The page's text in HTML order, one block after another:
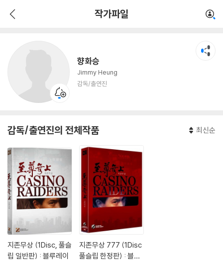
작가파일
향화승
Jimmy Heung
감독/출연진
감독/출연진의 전체작품 최신순
지존무상 (1Disc, 풀슬
립 일반판) : 블루레이
지존무상 777 (1Disc
풀슬립 한정판) : 블루